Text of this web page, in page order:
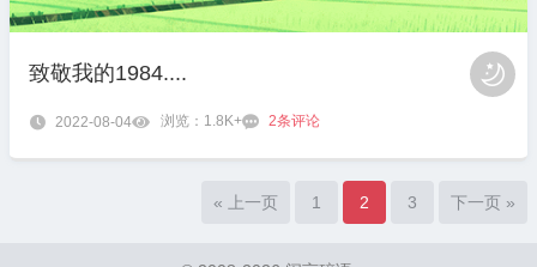

致敬我的1984....
 2022-08-04 浏览：1.8K+ 2条评论
« 上一页 1 2 3 下一页 »